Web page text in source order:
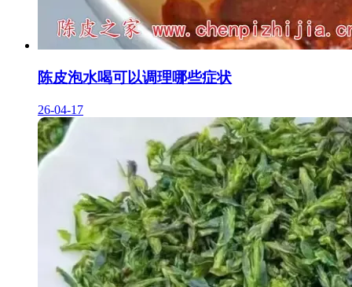
陈皮泡水喝可以调理哪些症状
26-04-17